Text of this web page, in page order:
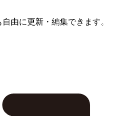
由に更新・編集できます。